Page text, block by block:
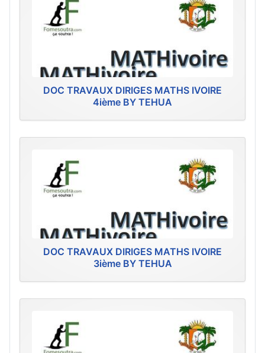
DOC TRAVAUX DIRIGES MATHS IVOIRE
4ième BY TEHUA
DOC TRAVAUX DIRIGES MATHS IVOIRE
3ième BY TEHUA